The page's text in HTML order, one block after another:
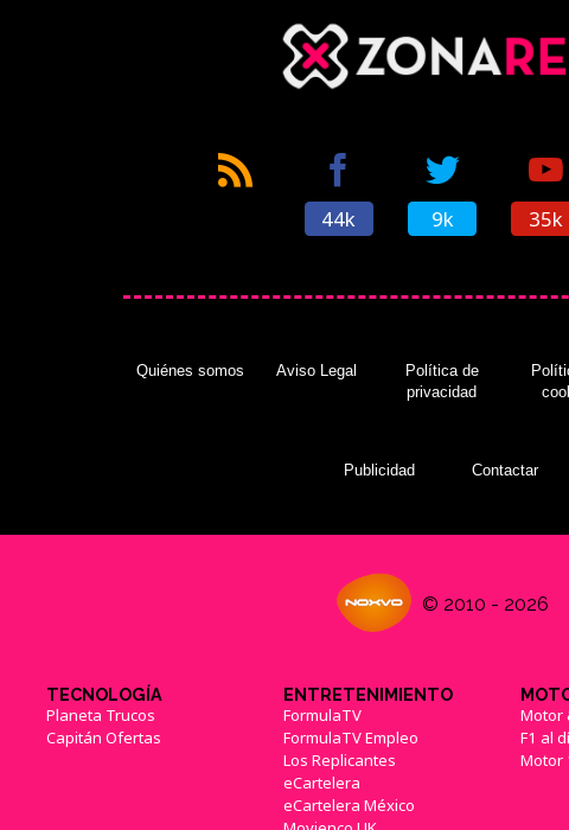
44k 9k 35k
Quiénes somos Aviso Legal
Política de
privacidad
Publicidad Contactar
© 2010 - 2026
TECNOLOGÍA
Planeta Trucos
Capitán Ofertas
ENTRETENIMIENTO
FormulaTV
FormulaTV Empleo
Los Replicantes
eCartelera
eCartelera México
Motor
F1 al
Motor